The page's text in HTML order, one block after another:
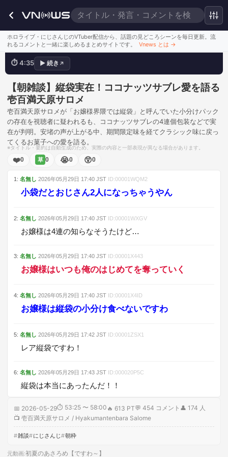
ホロライブ・にじさんじのVTuber配信から、話題の見どころシーンを毎日更新。流
れるコメントと一緒に楽しめるまとめサイトです。
Vnews とは →
💬イマジナリー縦袋ww
うそじゃなかった
⏱4:35 ▶ 続き ↗
【朝雑談】縦袋実在！ココナッツサブレ愛を語る
壱百満天原サロメ
壱百満天原サロメが「お嬢様界隈では縦袋」と呼んでいた小分けパック
の存在を視聴者に疑われるも、ココナッツサブレの4連個包装などで実
在が判明。安堵の声が上がる中、期間限定味を経てクラシック味に戻っ
てくるお菓子への愛を語る。
※タイトル・要約は自動生成のため、実際の内容と一部表現が異なる場合があります。
❤️0 草 0 😭0 😲0
1 : 名無し 2026年05月29日 17:40 JST ID:00001WQM2
小袋だとおじさん2人になっちゃうやん
2: 名無し 2026年05月29日 17:40 JST ID:00001WXGV
お嬢様は4連の知らなそうたけど…
3: 名無し 2026年05月29日 17:40 JST ID:00001X443
お嬢様はいつも俺のはじめてを奪っていく
4: 名無し 2026年05月29日 17:40 JST ID:00001X4ID
お嬢様は縦袋の小分け食べないですわ
5: 名無し 2026年05月29日 17:42 JST ID:00001ZSX1
レア縦袋ですわ！
6: 名無し 2026年05月29日 17:43 JST ID:000020P5C
縦袋は本当にあったんだ！！
📅 2026-05-29⏱ 53:25 〜 58:00 🔥 613 PT💬 454 コメント 👤 174 人
📺 壱百満天原サロメ / Hyakumantenbara Salome
雑談 にじさんじ 朝枠
元動画:初夏のあさろめ【ですわ～】